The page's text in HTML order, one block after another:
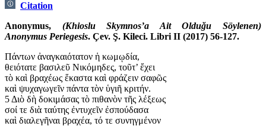
Citation
Anonymus, (Khioslu Skymnos’a Ait Olduğu Söylenen)
Anonymus Periegesis. Çev. Ş. Kileci. Libri II (2017) 56-127.
Πάντων ἀναγκαιότατον ἡ κωμῳδία,
θειότατε βασιλεῦ Νικόμηδες, τοῦτ’ ἔχει
τὸ καὶ βραχέως ἕκαστα καὶ φράζειν σαφῶς
καὶ ψυχαγωγεῖν πάντα τὸν ὑγιῆ κριτήν.
5 Διὸ δὴ δοκιμάσας τὸ πιθανὸν τῆς λέξεως
σοί τε διὰ ταύτης ἐντυχεῖν ἐσπούδασα
καὶ διαλεγῆναι βραχέα, τό τε συνηγμένον